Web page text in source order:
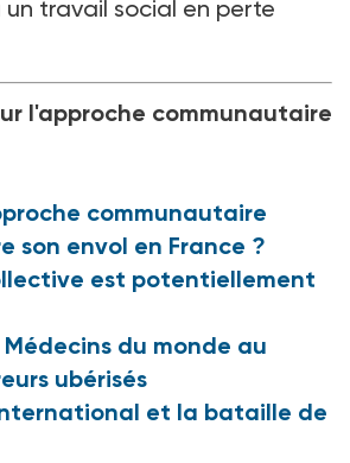
un travail social en perte
l'approche communautaire
communautaire
son envol en France ?
est potentiellement
du monde au
ubérisés
et la bataille de